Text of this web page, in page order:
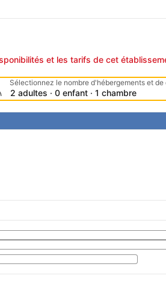
et les tarifs de cet
Sélectionnez le nombre d'hébergements et de
2 adultes · 0 enfant · 1 chambre